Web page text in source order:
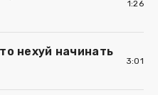
1:26
нехуй начинать
3:01